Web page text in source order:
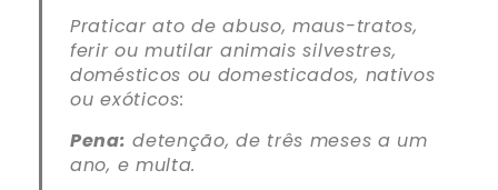
Praticar ato de abuso, maus-tratos,
ferir ou mutilar animais silvestres,
domésticos ou domesticados, nativos
ou exóticos:
Pena: detenção, de três meses a um
ano, e multa.